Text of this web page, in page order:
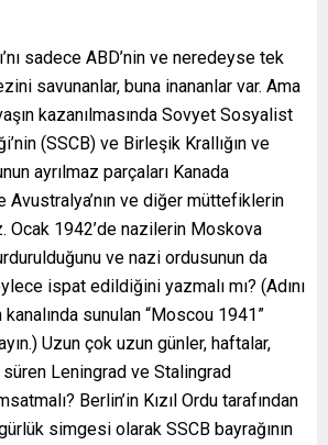
sadece ABD’nin ve neredeyse tek
savunanlar, buna inananlar var. Ama
kazanılmasında Sovyet Sosyalist
(SSCB) ve Birleşik Krallığın ve
ayrılmaz parçaları Kanada
Avustralya’nın ve diğer müttefiklerin
Ocak 1942’de nazilerin Moskova
ve nazi ordusunun da
ispat edildiğini yazmalı mı? (Adını
sunulan “Moscou 1941”
Uzun çok uzun günler, haftalar,
süren Leningrad ve Stalingrad
Berlin’in Kızıl Ordu tarafından
simgesi olarak SSCB bayrağının